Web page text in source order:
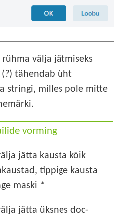
välja jätmiseks
?) tähendab üht
stringi, milles pole mitte
vorming
jätta kausta kõik
tippige kausta
maski *
jätta üksnes doc-